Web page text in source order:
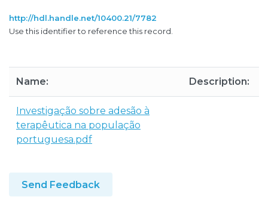
http://hdl.handle.net/10400.21/7782
Use this identifier to reference this record.
Name: Description:
Investigação sobre adesão à
terapêutica na população
portuguesa.pdf
Send Feedback